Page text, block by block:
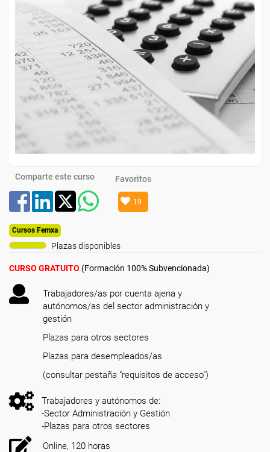
Comparte este curso Favoritos
19
Cursos Femxa
Plazas disponibles
CURSO GRATUITO (Formación 100% Subvencionada)
Trabajadores/as por cuenta ajena y
autónomos/as del sector administración y
gestión
Plazas para otros sectores
Plazas para desempleados/as
(consultar pestaña "requisitos de acceso")
Trabajadores y autónomos de:
-Sector Administración y Gestión
-Plazas para otros sectores
Online, 120 horas